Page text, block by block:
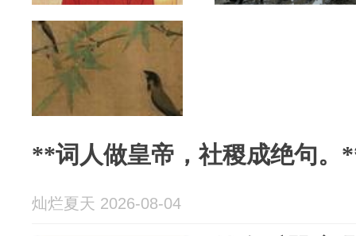
**词人做皇帝，社稷成绝句。
灿烂夏天 2026-08-04